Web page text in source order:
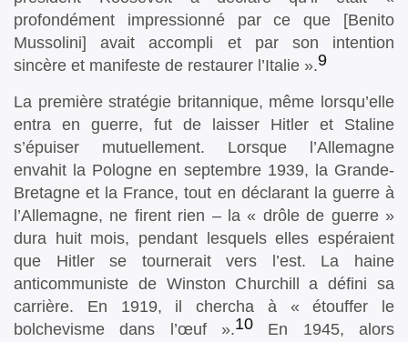
profondément impressionné par ce que [Benito
Mussolini] avait accompli et par son intention
sincère et manifeste de restaurer l’Italie ».9
La première stratégie britannique, même lorsqu’elle
entra en guerre, fut de laisser Hitler et Staline
s’épuiser mutuellement. Lorsque l’Allemagne
envahit la Pologne en septembre 1939, la Grande-
Bretagne et la France, tout en déclarant la guerre à
l’Allemagne, ne firent rien – la « drôle de guerre »
dura huit mois, pendant lesquels elles espéraient
que Hitler se tournerait vers l’est. La haine
anticommuniste de Winston Churchill a défini sa
carrière. En 1919, il chercha à « étouffer le
bolchevisme dans l’œuf ».10 En 1945, alors